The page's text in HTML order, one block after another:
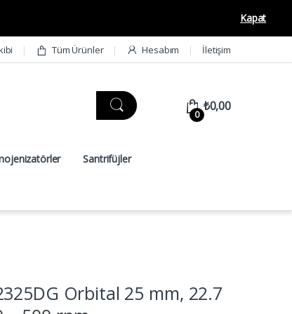
Kapat
Tüm Ürünler Hesabım İletişim
0
₺0,00
Santrifüjler
Orbital 25 mm, 22.7